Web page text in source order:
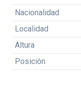
Nacionalidad
Localidad
Altura
Posición